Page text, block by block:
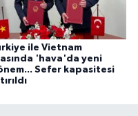
ile Vietnam
'hava'da yeni
Sefer kapasitesi